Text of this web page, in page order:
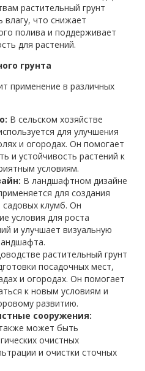
растительный грунт
влагу, что снижает
полива и поддерживает
для растений.
грунта
применение в различных
В сельском хозяйстве
для улучшения
и огородах. Он помогает
и устойчивость растений к
условиям.
В ландшафтном дизайне
для создания
садовых клумб. Он
условия для роста
и улучшает визуальную
растительный грунт
посадочных мест,
и огородах. Он помогает
к новым условиям и
развитию.
сооружения:
может быть
очистных
и очистки сточных